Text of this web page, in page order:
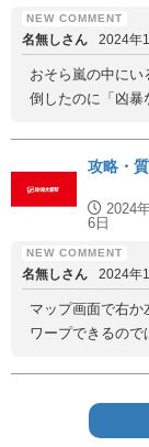
名無しさん 2024年
おそら嵐の中にい
倒したのに「凶暴
攻略・
2024
6日
名無しさん 2024年
マップ画面で右
ワープできるので